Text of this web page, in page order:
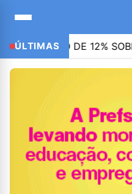
ÚLTIMASDE 12% SOBRE